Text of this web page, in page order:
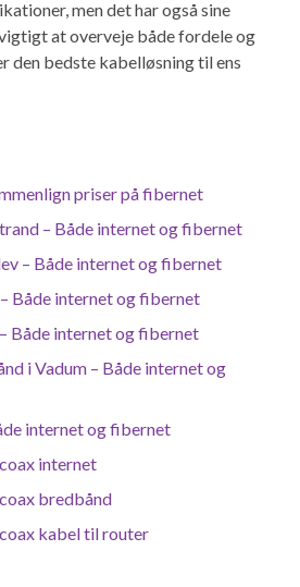
men det har også sine
at overveje både fordele og
den bedste kabelløsning til ens
priser på fibernet
– Både internet og fibernet
– Både internet og fibernet
Både internet og fibernet
Både internet og fibernet
i Vadum – Både internet og
internet og fibernet
internet
bredbånd
kabel til router